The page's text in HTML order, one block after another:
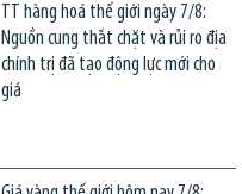
TT hàng hoá thế giới ngày 7/8:
Nguồn cung thắt chặt và rủi ro địa
chính trị đã tạo động lực mới cho
giá